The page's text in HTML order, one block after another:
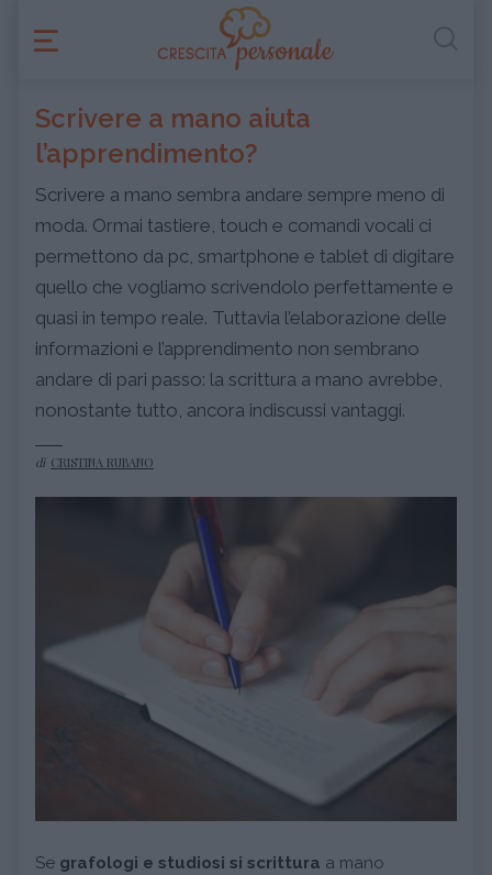
Scrivere a mano aiuta
l’apprendimento?
Scrivere a mano sembra andare sempre meno di
moda. Ormai tastiere, touch e comandi vocali ci
permettono da pc, smartphone e tablet di digitare
quello che vogliamo scrivendolo perfettamente e
quasi in tempo reale. Tuttavia l’elaborazione delle
informazioni e l’apprendimento non sembrano
andare di pari passo: la scrittura a mano avrebbe,
nonostante tutto, ancora indiscussi vantaggi.
di CRISTINA RUBANO
Se grafologi e studiosi si scrittura a mano